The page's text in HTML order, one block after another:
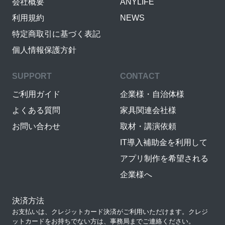
会社概要
利用規約
特定商取引に基づく表記
個人情報保護方針
ANYLIFE
NEWS
SUPPORT
ご利用ガイド
よくある質問
お問い合わせ
CONTACT
企業様・自治体様
家具関連会社様
取材・講演依頼
IT導入補助金を利用して
アプリ制作を希望される
企業様へ
決済方法
お支払いは、クレジットカード決済がご利用いただけます。クレジ
ットカードをお持ちでない方は、事務局までご連絡ください。